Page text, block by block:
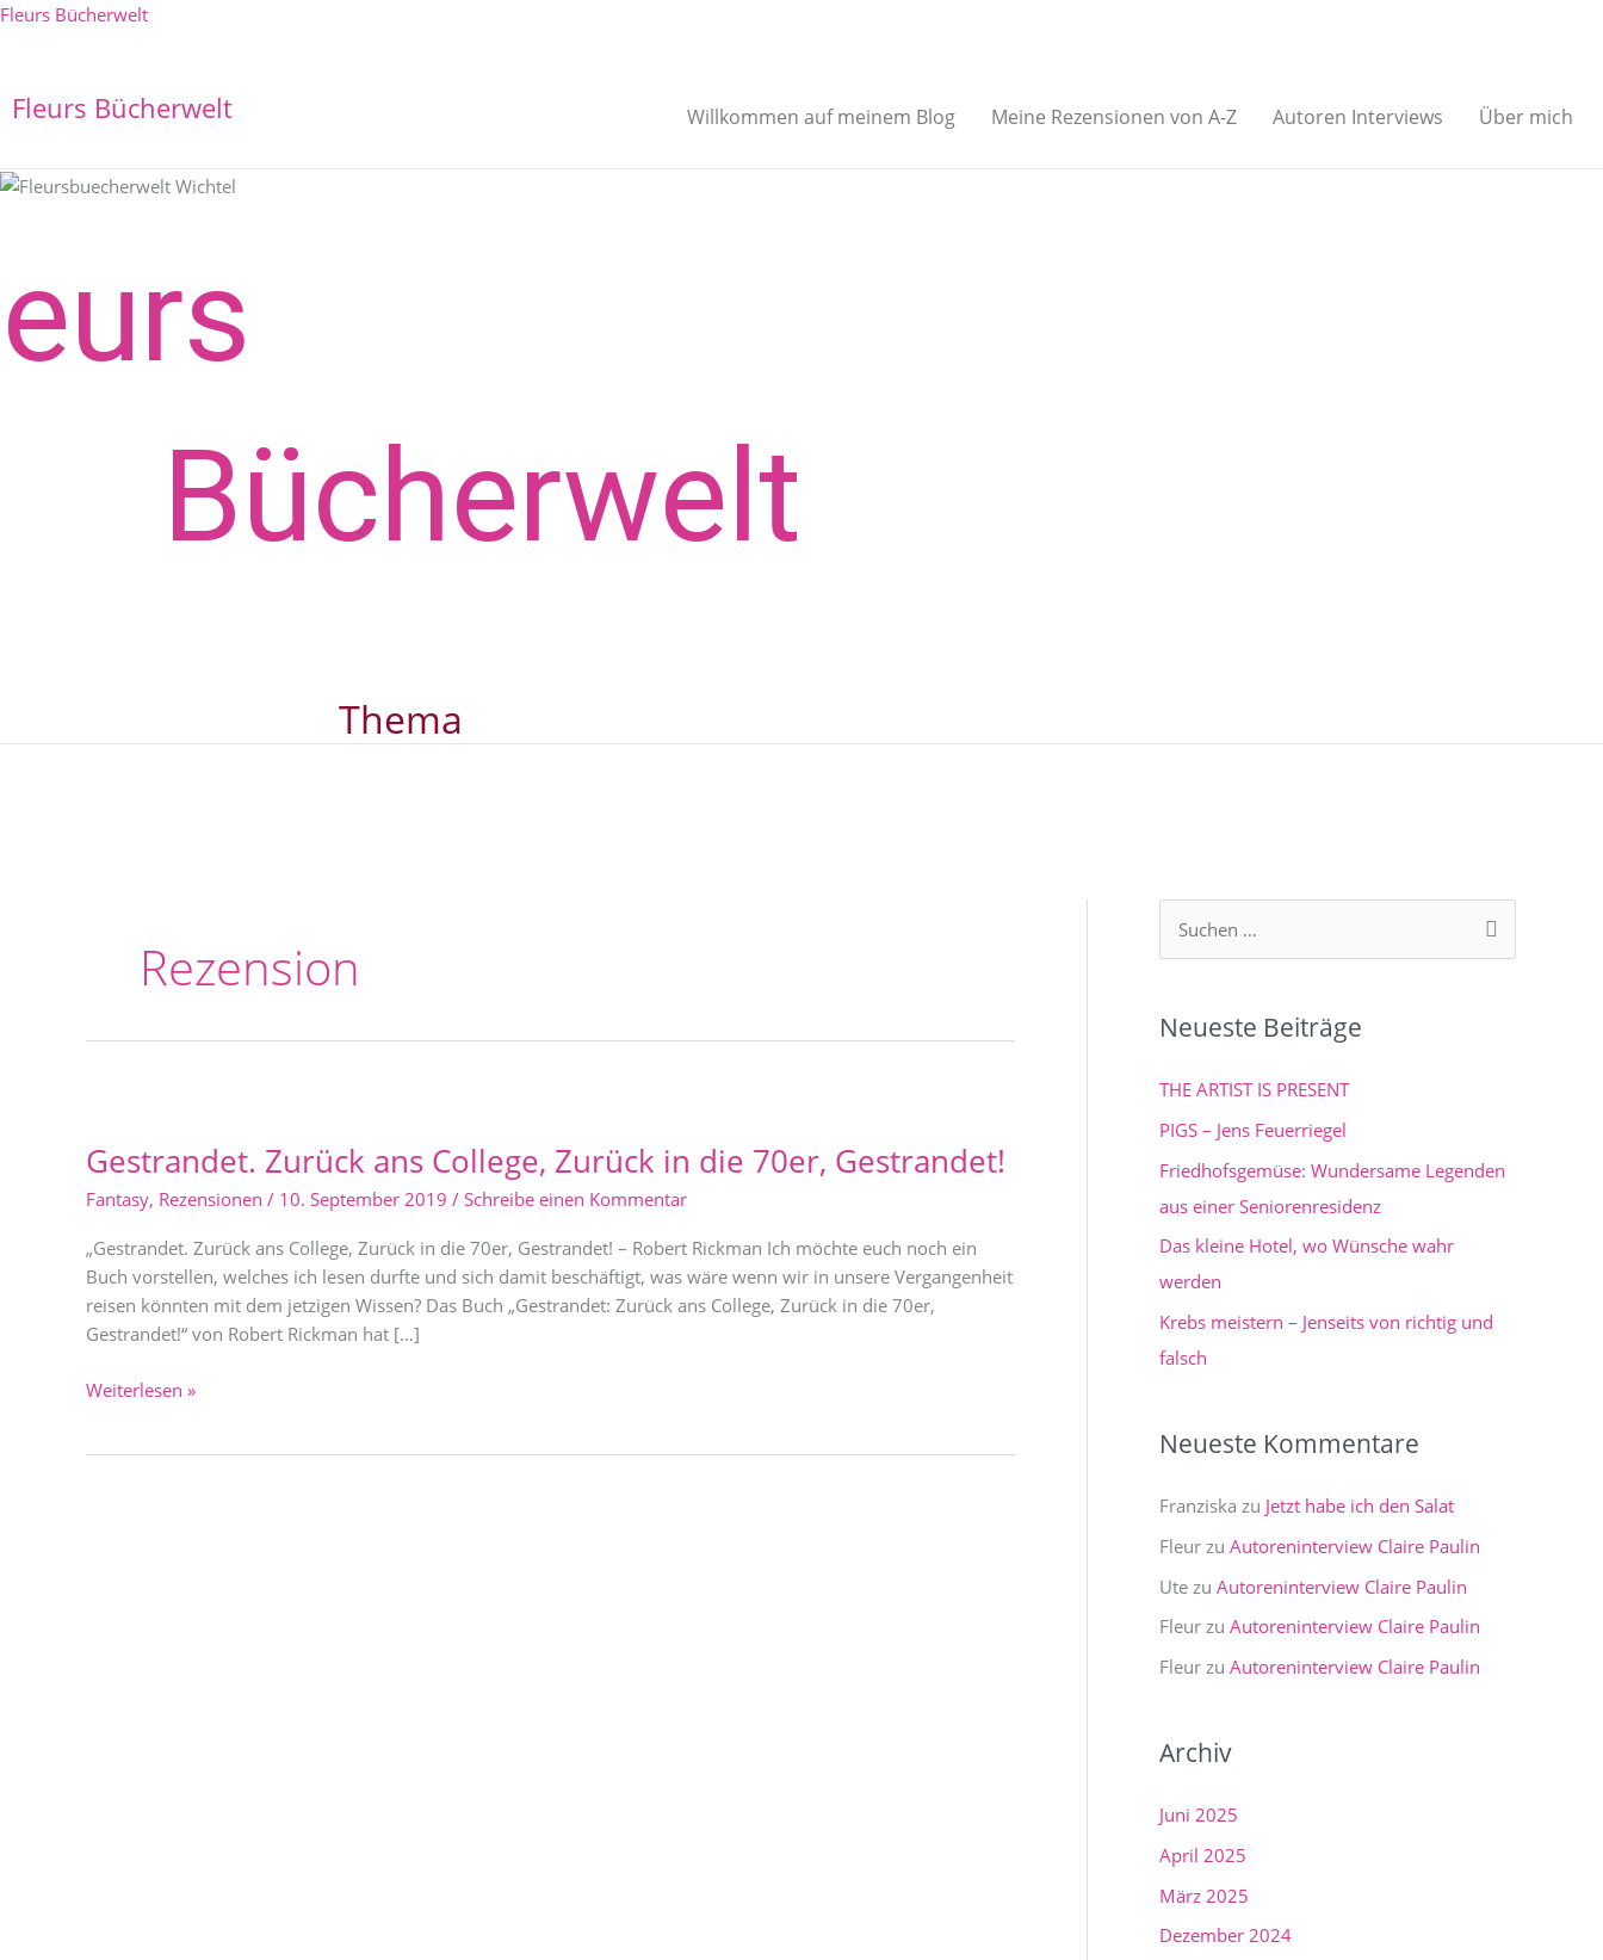
Zum
Fleurs Bücherwelt
Fleurs Bücherwelt Willkommen auf meinem Blog Meine Rezensionen von A-Z Autoren Interviews Über mich
Bücher­welt
Thema
Rezension
Gestrandet. Zurück ans College, Zurück in die 70er, Gestrandet!
Fantasy, Rezensionen / 10. September 2019 / Schreibe einen Kommentar
„Gestrandet. Zurück ans College, Zurück in die 70er, Gestrandet! – Robert Rickman Ich möchte euch noch ein
Buch vorstellen, welches ich lesen durfte und sich damit beschäftigt, was wäre wenn wir in unsere Vergangenheit
reisen könnten mit dem jetzigen Wissen? Das Buch „Gestrandet: Zurück ans College, Zurück in die 70er,
Gestrandet!“ von Robert Rickman hat […]
ans
Zurück
in
die
70er,
Gestrandet!
Weiterlesen »
h
e
a
c
h
:
Neueste Beiträge
THE ARTIST IS PRESENT
PIGS – Jens Feuerriegel
Friedhofsgemüse: Wundersame Legenden
aus einer Seniorenresidenz
Das kleine Hotel, wo Wünsche wahr
werden
Krebs meistern – Jenseits von richtig und
falsch
Neueste Kommentare
Franziska zu Jetzt habe ich den Salat
Fleur zu Autoreninterview Claire Paulin
Ute zu Autoreninterview Claire Paulin
Fleur zu Autoreninterview Claire Paulin
Fleur zu Autoreninterview Claire Paulin
Archiv
Juni 2025
April 2025
März 2025
Dezember 2024